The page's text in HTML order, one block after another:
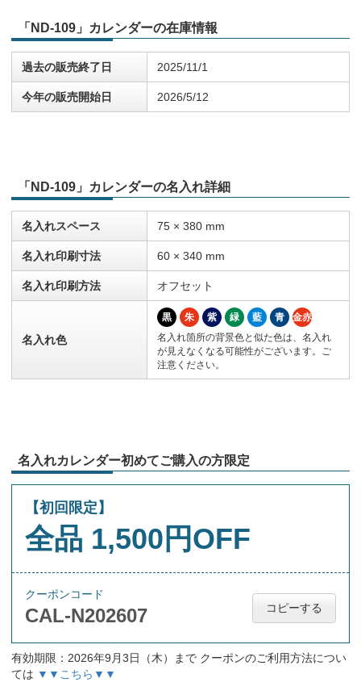
「ND-109」カレンダーの在庫情報
過去の販売終了日 2025/11/1
今年の販売開始日 2026/5/12
「ND-109」カレンダーの名入れ詳細
名入れスペース 75 × 380 mm
名入れ印刷寸法 60 × 340 mm
名入れ印刷方法 オフセット
名入れ色
黒 朱 紫 緑 藍 青
金赤
名入れ箇所の背景色と似た色は、名入れ
が見えなくなる可能性がございます。ご
注意ください。
名入れカレンダー初めてご購入の方限定
【初回限定】
全品 1,500円OFF
クーポンコード
CAL-N202607 コピーする
有効期限：2026年9月3日（木）まで クーポンのご利用方法につい
ては ▼▼こちら▼▼